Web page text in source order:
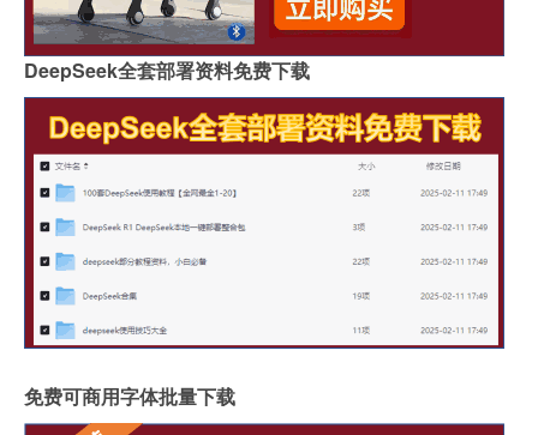
DeepSeek全套部署资料免费下载
免费可商用字体批量下载